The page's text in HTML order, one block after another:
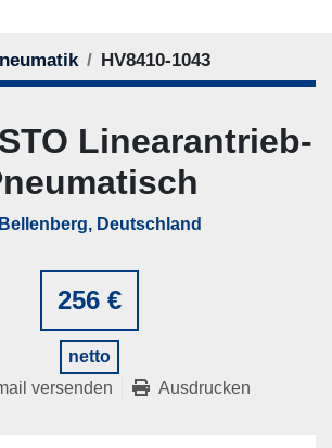
HV8410-1043
256 €
netto
Linearantrieb-
Bellenberg, Deutschland
versenden Ausdrucken